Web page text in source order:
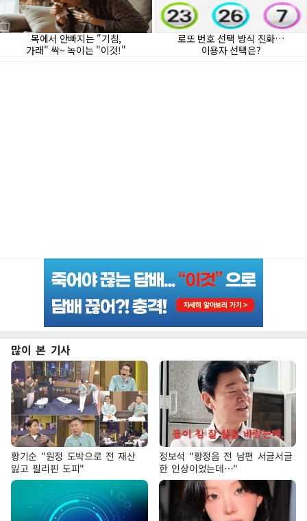
많이 본 기사
황기순 "원정 도박으로 전 재산
잃고 필리핀 도피"
정보석 "황정음 전 남편 서글서글
한 인상이었는데…"